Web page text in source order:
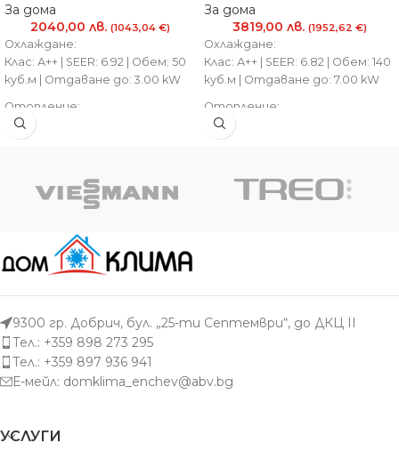
За дома
2040,00 лв. (1043,04 €)
Охлаждане:
Клас: А++ | SEER: 6.92 | Обем: 50
куб.м | Отдаване до: 3.00 kW
Отопление:
Клас: А++ | SCOP: 4.61 | Обем: 45
куб.м | Отдаване до: 4.00 kW
За дома
3819,00 лв. (1952,62 €)
Охлаждане:
Клас: А++ | SEER: 6.82 | Обем: 140
куб.м | Отдаване до: 7.00 kW
Отопление:
Клас: А+ | SCOP: 4.10 | Обем: 125
куб.м | Отдаване до: 8.00 kW
9300 гр. Добрич, бул. „25-ти Септември“, до ДКЦ II
Тел.: +359 898 273 295
Тел.: +359 897 936 941
Е-мейл: domklima_enchev@abv.bg
УСЛУГИ